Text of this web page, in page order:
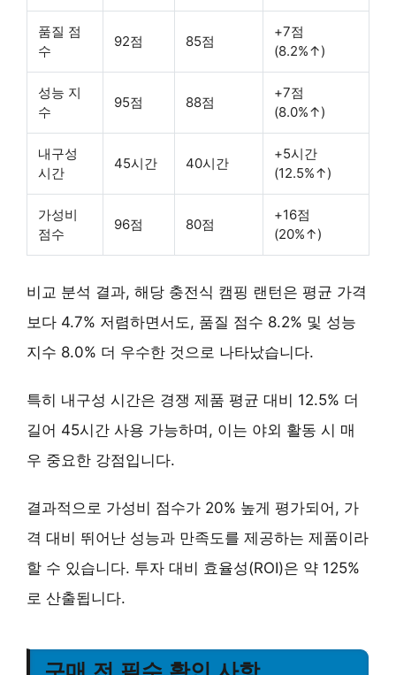
품질 점
수
92점 85점
+7점
(8.2%↑)
성능 지
수
95점 88점
+7점
(8.0%↑)
내구성
시간
45시간 40시간
+5시간
(12.5%↑)
가성비
점수
96점 80점
+16점
(20%↑)
비교 분석 결과, 해당 충전식 캠핑 랜턴은 평균 가격
보다 4.7% 저렴하면서도, 품질 점수 8.2% 및 성능
지수 8.0% 더 우수한 것으로 나타났습니다.
특히 내구성 시간은 경쟁 제품 평균 대비 12.5% 더
길어 45시간 사용 가능하며, 이는 야외 활동 시 매
우 중요한 강점입니다.
결과적으로 가성비 점수가 20% 높게 평가되어, 가
격 대비 뛰어난 성능과 만족도를 제공하는 제품이라
할 수 있습니다. 투자 대비 효율성(ROI)은 약 125%
로 산출됩니다.